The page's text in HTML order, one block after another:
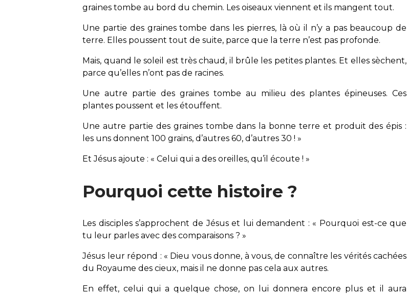
graines tombe au bord du chemin. Les oiseaux viennent et ils mangent tout.
Une partie des graines tombe dans les pierres, là où il n’y a pas beaucoup de
terre. Elles poussent tout de suite, parce que la terre n’est pas profonde.
Mais, quand le soleil est très chaud, il brûle les petites plantes. Et elles sèchent,
parce qu’elles n’ont pas de racines.
Une autre partie des graines tombe au milieu des plantes épineuses. Ces
plantes poussent et les étouffent.
Une autre partie des graines tombe dans la bonne terre et produit des épis :
les uns donnent 100 grains, d’autres 60, d’autres 30 ! »
Et Jésus ajoute : « Celui qui a des oreilles, qu’il écoute ! »
Pourquoi cette histoire ?
Les disciples s’approchent de Jésus et lui demandent : « Pourquoi est-ce que
tu leur parles avec des comparaisons ? »
Jésus leur répond : « Dieu vous donne, à vous, de connaître les vérités cachées
du Royaume des cieux, mais il ne donne pas cela aux autres.
En effet, celui qui a quelque chose, on lui donnera encore plus et il aura